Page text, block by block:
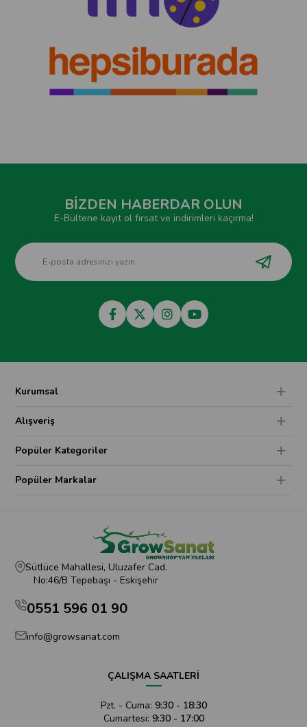
BİZDEN HABERDAR OLUN
E-Bültene kayıt ol fırsat ve indirimleri kaçırma!
Kurumsal
Alışveriş
Popüler Kategoriler
Popüler Markalar
Sütlüce Mahallesi, Uluzafer Cad.
No:46/B Tepebaşı - Eskişehir
0551 596 01 90
info@growsanat.com
ÇALIŞMA SAATLERİ
Pzt. - Cuma: 9:30 - 18:30
Cumartesi: 9:30 - 17:00